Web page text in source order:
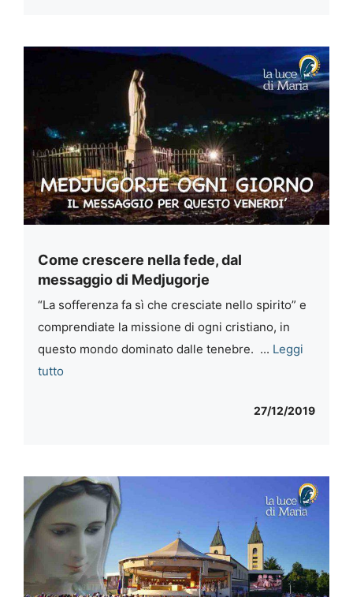
Come crescere nella fede, dal
messaggio di Medjugorje
“La sofferenza fa sì che cresciate nello spirito” e
comprendiate la missione di ogni cristiano, in
questo mondo dominato dalle tenebre. ... Leggi
tutto
27/12/2019